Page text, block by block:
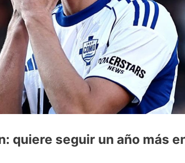
quiere seguir un año más